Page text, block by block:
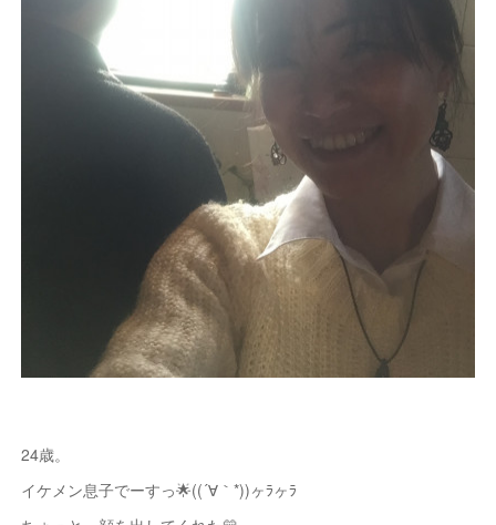
24歳。
イケメン息子でーすっ🌟((´∀｀*))ヶﾗヶﾗ